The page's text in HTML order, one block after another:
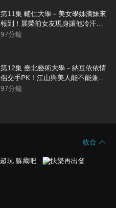
第11集 輔仁大學－美女學姊滴妹來
報到！展榮前女友現身讓他冷汗直
冒？！
97分鐘
第12集 臺北藝術大學－納豆依依情
侶交手PK！江山與美人能不能兼
得？
97分鐘
收合